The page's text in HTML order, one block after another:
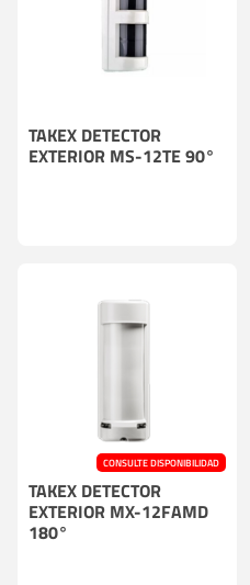
TAKEX DETECTOR
EXTERIOR MS-12TE 90°
CONSULTE DISPONIBILIDAD
TAKEX DETECTOR
EXTERIOR MX-12FAMD
180°